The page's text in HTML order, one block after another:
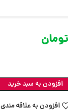
تومان
افزودن به سبد خرید
افزودن به علاقه مندی